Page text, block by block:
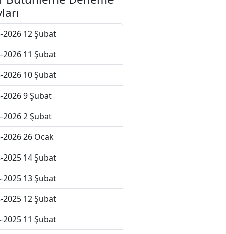
2026 12 Şubat
2026 11 Şubat
2026 10 Şubat
2026 9 Şubat
2026 2 Şubat
2026 26 Ocak
2025 14 Şubat
2025 13 Şubat
2025 12 Şubat
2025 11 Şubat